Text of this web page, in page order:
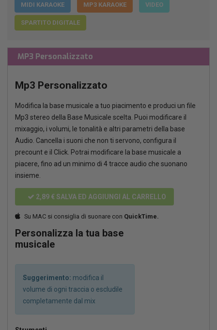
MIDI KARAOKE MP3 KARAOKE VIDEO
SPARTITO DIGITALE
MP3 Personalizzato
Mp3 Personalizzato
Modifica la base musicale a tuo piacimento e produci un file
Mp3 stereo della Base Musicale scelta. Puoi modificare il
mixaggio, i volumi, le tonalità e altri parametri della base
Audio. Cancella i suoni che non ti servono, configura il
precount e il Click. Potrai modificare la base musicale a
piacere, fino ad un minimo di 4 tracce audio che suonano
insieme.
2,89 € SALVA ED AGGIUNGI AL CARRELLO
Su MAC si consiglia di suonare con QuickTime.
Personalizza la tua base
musicale
Suggerimento: modifica il
volume di ogni traccia o escludile
completamente dal mix